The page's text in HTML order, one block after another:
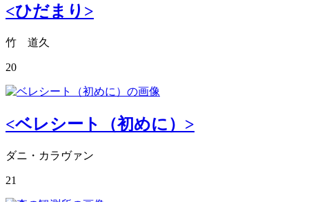
<ひだまり>
竹 道久
20
<ベレシート（初めに）>
ダニ・カラヴァン
21